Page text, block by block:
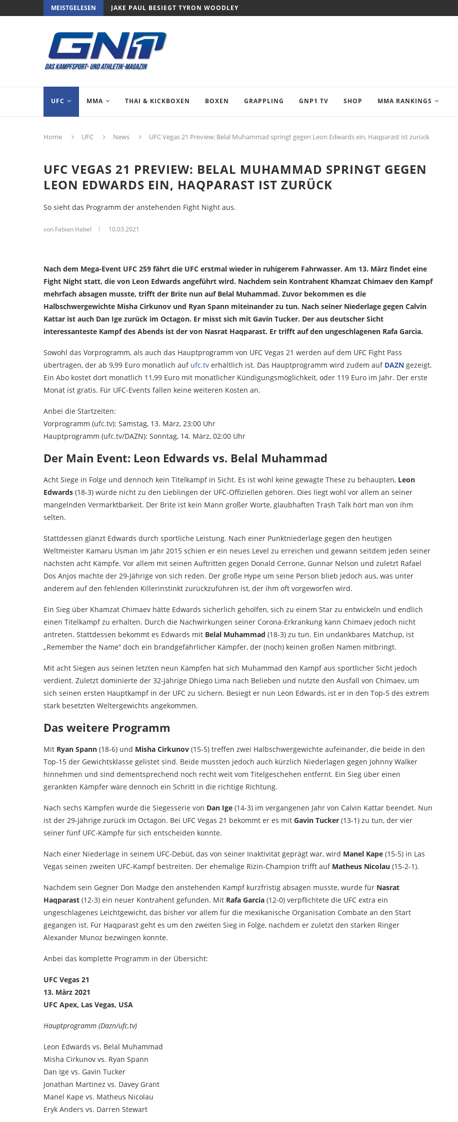
MEISTGELESEN JAKE PAUL BESIEGT TYRON WOODLEY
UFC MMA THAI & KICKBOXEN BOXEN GRAPPLING GNP1 TV SHOP MMA RANKINGS
Home UFC News UFC Vegas 21 Preview: Belal Muhammad springt gegen Leon Edwards ein, Haqparast ist zurück
UFC VEGAS 21 PREVIEW: BELAL MUHAMMAD SPRINGT GEGEN
LEON EDWARDS EIN, HAQPARAST IST ZURÜCK
So sieht das Programm der anstehenden Fight Night aus.
von Fabian Habel 10.03.2021
Nach dem Mega-Event UFC 259 fährt die UFC erstmal wieder in ruhigerem Fahrwasser. Am 13. März findet eine
Fight Night statt, die von Leon Edwards angeführt wird. Nachdem sein Kontrahent Khamzat Chimaev den Kampf
mehrfach absagen musste, trifft der Brite nun auf Belal Muhammad. Zuvor bekommen es die
Halbschwergewichte Misha Cirkunov und Ryan Spann miteinander zu tun. Nach seiner Niederlage gegen Calvin
Kattar ist auch Dan Ige zurück im Octagon. Er misst sich mit Gavin Tucker. Der aus deutscher Sicht
interessanteste Kampf des Abends ist der von Nasrat Haqparast. Er trifft auf den ungeschlagenen Rafa Garcia.
Sowohl das Vorprogramm, als auch das Hauptprogramm von UFC Vegas 21 werden auf dem UFC Fight Pass
übertragen, der ab 9,99 Euro monatlich auf ufc.tv erhältlich ist. Das Hauptprogramm wird zudem auf DAZN gezeigt.
Ein Abo kostet dort monatlich 11,99 Euro mit monatlicher Kündigungsmöglichkeit, oder 119 Euro im Jahr. Der erste
Monat ist gratis. Für UFC-Events fallen keine weiteren Kosten an.
Anbei die Startzeiten:
Vorprogramm (ufc.tv): Samstag, 13. März, 23:00 Uhr
Hauptprogramm (ufc.tv/DAZN): Sonntag, 14. März, 02:00 Uhr
Der Main Event: Leon Edwards vs. Belal Muhammad
Acht Siege in Folge und dennoch kein Titelkampf in Sicht. Es ist wohl keine gewagte These zu behaupten, Leon
Edwards (18-3) würde nicht zu den Lieblingen der UFC-Offiziellen gehören. Dies liegt wohl vor allem an seiner
mangelnden Vermarktbarkeit. Der Brite ist kein Mann großer Worte, glaubhaften Trash Talk hört man von ihm
selten.
Stattdessen glänzt Edwards durch sportliche Leistung. Nach einer Punktniederlage gegen den heutigen
Weltmeister Kamaru Usman im Jahr 2015 schien er ein neues Level zu erreichen und gewann seitdem jeden seiner
nächsten acht Kämpfe. Vor allem mit seinen Auftritten gegen Donald Cerrone, Gunnar Nelson und zuletzt Rafael
Dos Anjos machte der 29-Jährige von sich reden. Der große Hype um seine Person blieb jedoch aus, was unter
anderem auf den fehlenden Killerinstinkt zurückzuführen ist, der ihm oft vorgeworfen wird.
Ein Sieg über Khamzat Chimaev hätte Edwards sicherlich geholfen, sich zu einem Star zu entwickeln und endlich
einen Titelkampf zu erhalten. Durch die Nachwirkungen seiner Corona-Erkrankung kann Chimaev jedoch nicht
antreten. Stattdessen bekommt es Edwards mit Belal Muhammad (18-3) zu tun. Ein undankbares Matchup, ist
„Remember the Name“ doch ein brandgefährlicher Kämpfer, der (noch) keinen großen Namen mitbringt.
Mit acht Siegen aus seinen letzten neun Kämpfen hat sich Muhammad den Kampf aus sportlicher Sicht jedoch
verdient. Zuletzt dominierte der 32-Jährige Dhiego Lima nach Belieben und nutzte den Ausfall von Chimaev, um
sich seinen ersten Hauptkampf in der UFC zu sichern. Besiegt er nun Leon Edwards, ist er in den Top-5 des extrem
stark besetzten Weltergewichts angekommen.
Das weitere Programm
Mit Ryan Spann (18-6) und Misha Cirkunov (15-5) treffen zwei Halbschwergewichte aufeinander, die beide in den
Top-15 der Gewichtsklasse gelistet sind. Beide mussten jedoch auch kürzlich Niederlagen gegen Johnny Walker
hinnehmen und sind dementsprechend noch recht weit vom Titelgeschehen entfernt. Ein Sieg über einen
gerankten Kämpfer wäre dennoch ein Schritt in die richtige Richtung.
Nach sechs Kämpfen wurde die Siegesserie von Dan Ige (14-3) im vergangenen Jahr von Calvin Kattar beendet. Nun
ist der 29-Jährige zurück im Octagon. Bei UFC Vegas 21 bekommt er es mit Gavin Tucker (13-1) zu tun, der vier
seiner fünf UFC-Kämpfe für sich entscheiden konnte.
Nach einer Niederlage in seinem UFC-Debüt, das von seiner Inaktivität geprägt war, wird Manel Kape (15-5) in Las
Vegas seinen zweiten UFC-Kampf bestreiten. Der ehemalige Rizin-Champion trifft auf Matheus Nicolau (15-2-1).
Nachdem sein Gegner Don Madge den anstehenden Kampf kurzfristig absagen musste, wurde für Nasrat
Haqparast (12-3) ein neuer Kontrahent gefunden. Mit Rafa Garcia (12-0) verpflichtete die UFC extra ein
ungeschlagenes Leichtgewicht, das bisher vor allem für die mexikanische Organisation Combate an den Start
gegangen ist. Für Haqparast geht es um den zweiten Sieg in Folge, nachdem er zuletzt den starken Ringer
Alexander Munoz bezwingen konnte.
Anbei das komplette Programm in der Übersicht:
UFC Vegas 21
13. März 2021
UFC Apex, Las Vegas, USA
Hauptprogramm (Dazn/ufc.tv)
Leon Edwards vs. Belal Muhammad
Misha Cirkunov vs. Ryan Spann
Dan Ige vs. Gavin Tucker
Jonathan Martinez vs. Davey Grant
Manel Kape vs. Matheus Nicolau
Eryk Anders vs. Darren Stewart